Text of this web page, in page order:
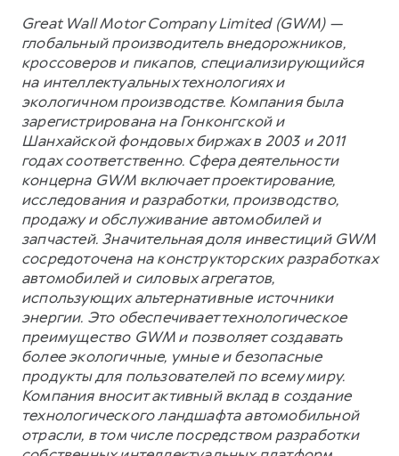
Great Wall Motor Company Limited (GWM) —
глобальный производитель внедорожников,
кроссоверов и пикапов, специализирующийся
на интеллектуальных технологиях и
экологичном производстве. Компания была
зарегистрирована на Гонконгской и
Шанхайской фондовых биржах в 2003 и 2011
годах соответственно. Сфера деятельности
концерна GWM включает проектирование,
исследования и разработки, производство,
продажу и обслуживание автомобилей и
запчастей. Значительная доля инвестиций GWM
сосредоточена на конструкторских разработках
автомобилей и силовых агрегатов,
использующих альтернативные источники
энергии. Это обеспечивает технологическое
преимущество GWM и позволяет создавать
более экологичные, умные и безопасные
продукты для пользователей по всему миру.
Компания вносит активный вклад в создание
технологического ландшафта автомобильной
отрасли, в том числе посредством разработки